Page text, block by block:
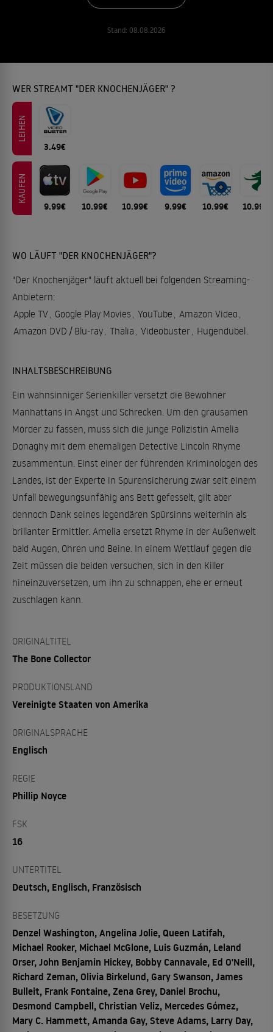
Stand: 08.08.2026
WER STREAMT "DER KNOCHENJÄGER" ?
LEIHEN
3.49€
KAUFEN
9.99€ 10.99€ 10.99€ 9.99€ 10.99€ 10.99€
WO LÄUFT "DER KNOCHENJÄGER"?
"Der Knochenjäger" läuft aktuell bei folgenden Streaming-
Anbietern:
Apple TV, Google Play Movies, YouTube , Amazon Video ,
Amazon DVD / Blu-ray, Thalia , Videobuster, Hugendubel .
INHALTSBESCHREIBUNG
Ein wahnsinniger Serienkiller versetzt die Bewohner
Manhattans in Angst und Schrecken. Um den grausamen
Mörder zu fassen, muss sich die junge Polizistin Amelia
Donaghy mit dem ehemaligen Detective Lincoln Rhyme
zusammentun. Einst einer der führenden Kriminologen des
Landes, ist der Experte in Spurensicherung zwar seit einem
Unfall bewegungsunfähig ans Bett gefesselt, gilt aber
dennoch Dank seines legendären Spürsinns weiterhin als
brillanter Ermittler. Amelia ersetzt Rhyme in der Außenwelt
bald Augen, Ohren und Beine. In einem Wettlauf gegen die
Zeit müssen die beiden versuchen, sich in den Killer
hineinzuversetzen, um ihn zu schnappen, ehe er erneut
zuschlagen kann.
ORIGINALTITEL
The Bone Collector
PRODUKTIONSLAND
Vereinigte Staaten von Amerika
ORIGINALSPRACHE
Englisch
REGIE
Phillip Noyce
FSK
16
UNTERTITEL
Deutsch, Englisch, Französisch
BESETZUNG
Denzel Washington, Angelina Jolie, Queen Latifah,
Michael Rooker, Michael McGlone, Luis Guzmán, Leland
Orser, John Benjamin Hickey, Bobby Cannavale, Ed O'Neill,
Richard Zeman, Olivia Birkelund, Gary Swanson, James
Bulleit, Frank Fontaine, Zena Grey, Daniel Brochu,
Desmond Campbell, Christian Veliz, Mercedes Gómez,
Mary C. Hammett, Amanda Gay, Steve Adams, Larry Day,